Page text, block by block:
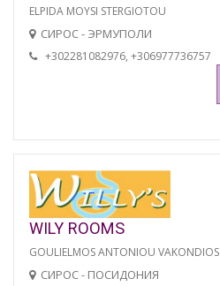
ELPIDA MOYSI STERGIOTOU
СИРОС - ЭРМУПОЛИ
+302281082976, +306977736757
WILY ROOMS
GOULIELMOS ANTONIOU VAKONDIOS
СИРОС - ПОСИДОНИЯ